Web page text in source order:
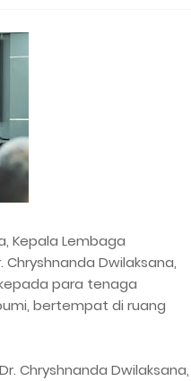
Kepala Lembaga
Chryshnanda Dwilaksana,
para tenaga
bertempat di ruang
Chryshnanda Dwilaksana,